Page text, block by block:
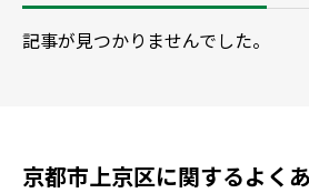
記事が見つかりませんでした。
京都市上京区に関するよく